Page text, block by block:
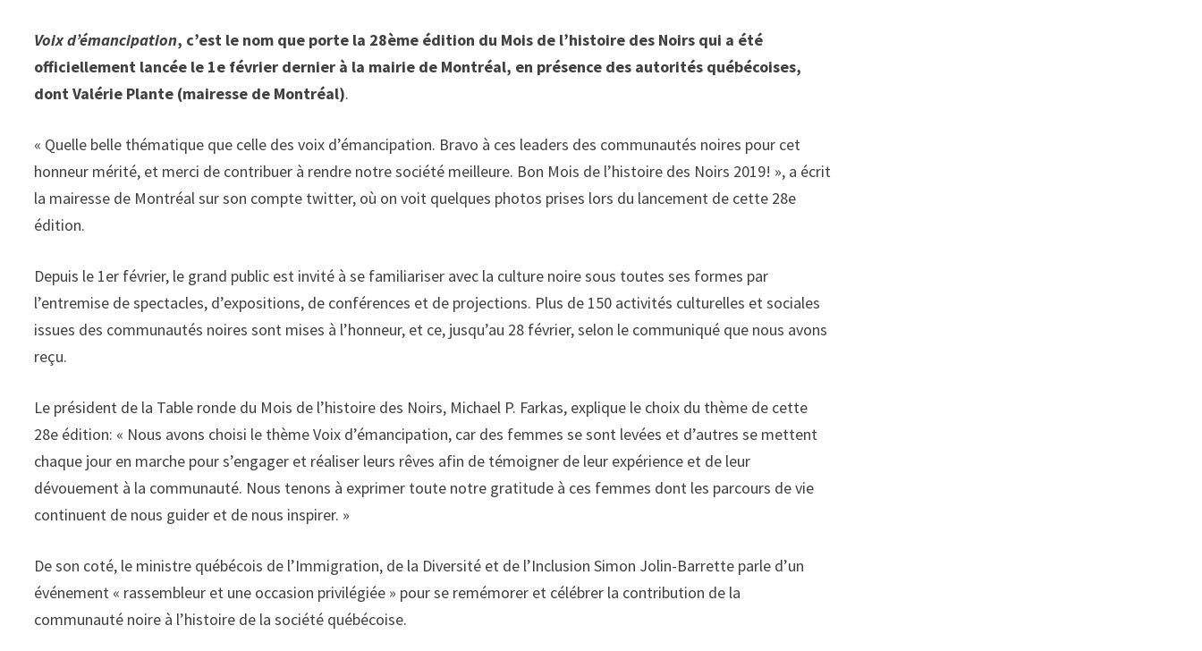
Voix d’émancipation, c’est le nom que porte la 28ème édition du Mois de l’histoire des Noirs qui a été
officiellement lancée le 1e février dernier à la mairie de Montréal, en présence des autorités québécoises,
dont Valérie Plante (mairesse de Montréal).
« Quelle belle thématique que celle des voix d’émancipation. Bravo à ces leaders des communautés noires pour cet
honneur mérité, et merci de contribuer à rendre notre société meilleure. Bon Mois de l’histoire des Noirs 2019! », a écrit
la mairesse de Montréal sur son compte twitter, où on voit quelques photos prises lors du lancement de cette 28e
édition.
Depuis le 1er février, le grand public est invité à se familiariser avec la culture noire sous toutes ses formes par
l’entremise de spectacles, d’expositions, de conférences et de projections. Plus de 150 activités culturelles et sociales
issues des communautés noires sont mises à l’honneur, et ce, jusqu’au 28 février, selon le communiqué que nous avons
reçu.
Le président de la Table ronde du Mois de l’histoire des Noirs, Michael P. Farkas, explique le choix du thème de cette
28e édition: « Nous avons choisi le thème Voix d’émancipation, car des femmes se sont levées et d’autres se mettent
chaque jour en marche pour s’engager et réaliser leurs rêves afin de témoigner de leur expérience et de leur
dévouement à la communauté. Nous tenons à exprimer toute notre gratitude à ces femmes dont les parcours de vie
continuent de nous guider et de nous inspirer. »
De son coté, le ministre québécois de l’Immigration, de la Diversité et de l’Inclusion Simon Jolin-Barrette parle d’un
événement « rassembleur et une occasion privilégiée » pour se remémorer et célébrer la contribution de la
communauté noire à l’histoire de la société québécoise.